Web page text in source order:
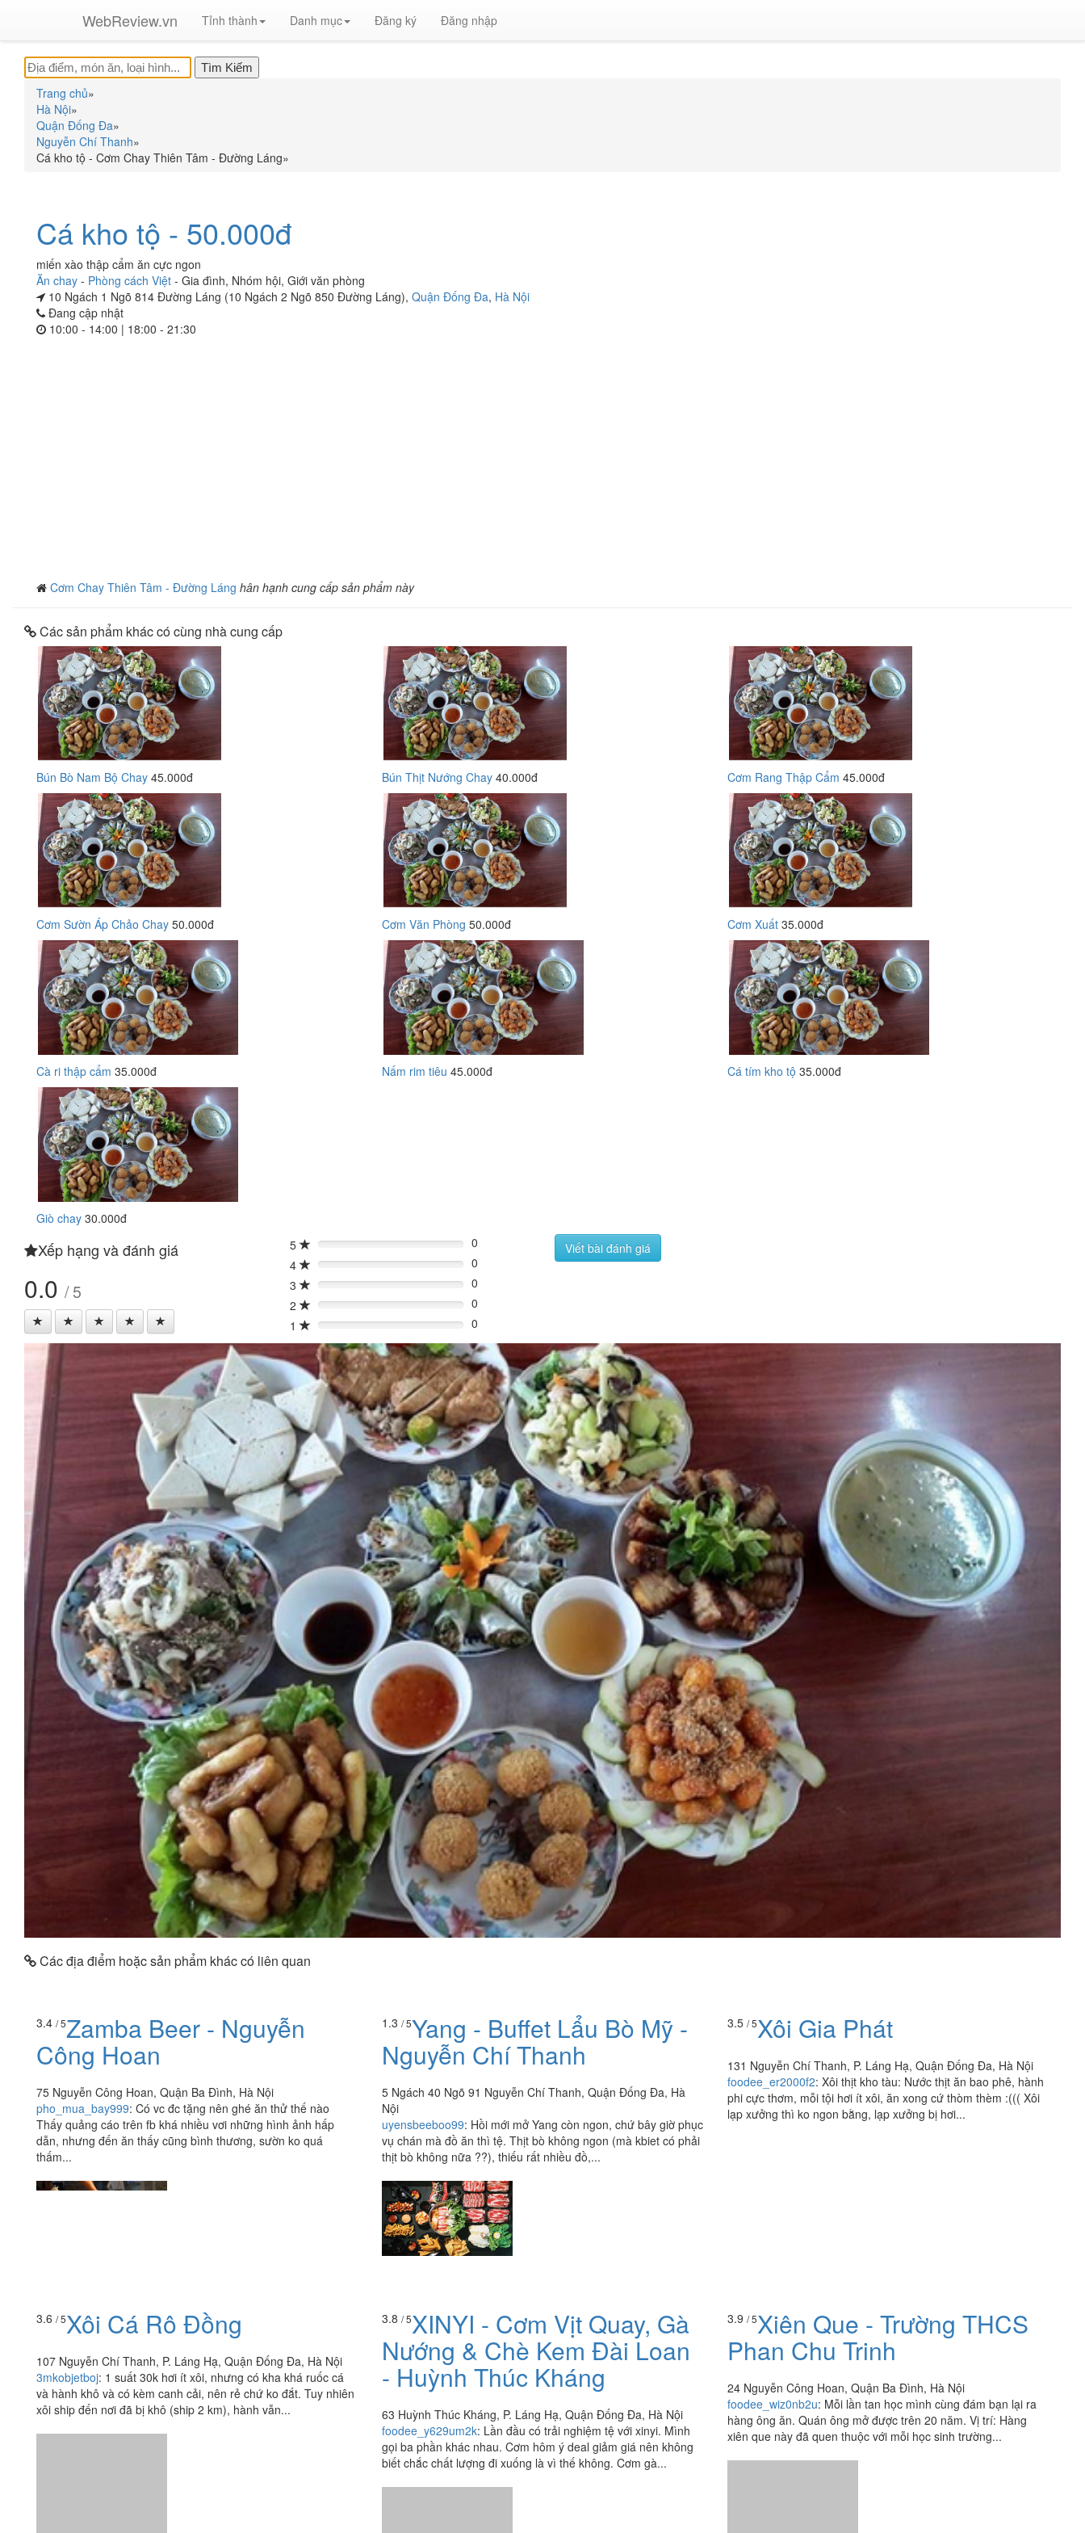
WebReview.vn Tỉnh thành Danh mục Đăng ký Đăng nhập
Trang chủ»
Hà Nội»
Quận Đống Đa»
Nguyễn Chí Thanh»
Cá kho tộ - Cơm Chay Thiên Tâm - Đường Láng»
Cá kho tộ - 50.000đ
miến xào thập cẩm ăn cực ngon
Ăn chay - Phòng cách Việt - Gia đình, Nhóm hội, Giới văn phòng
10 Ngách 1 Ngõ 814 Đường Láng (10 Ngách 2 Ngõ 850 Đường Láng), Quận Đống Đa, Hà Nội
Đang cập nhật
10:00 - 14:00 | 18:00 - 21:30
Cơm Chay Thiên Tâm - Đường Láng hân hạnh cung cấp sản phẩm này
Các sản phẩm khác có cùng nhà cung cấp
Bún Bò Nam Bộ Chay 45.000đ Bún Thịt Nướng Chay 40.000đ Cơm Rang Thập Cẩm 45.000đ
Cơm Sườn Áp Chảo Chay 50.000đ Cơm Văn Phòng 50.000đ Cơm Xuất 35.000đ
Cà ri thập cẩm 35.000đ Nấm rim tiêu 45.000đ Cá tím kho tộ 35.000đ
Giò chay 30.000đ
Xếp hạng và đánh giá
0.0 / 5
5 0%
0
4
0%
0
3
0%
0
2
0%
0
1
0% 0
Viết bài đánh giá
Các địa điểm hoặc sản phẩm khác có liên quan
3.4 / 5Zamba Beer - Nguyễn
Công Hoan
75 Nguyễn Công Hoan, Quận Ba Đình, Hà Nội
pho_mua_bay999: Có vc đc tặng nên ghé ăn thử thế nào
Thấy quảng cáo trên fb khá nhiều vơi những hình ảnh hấp
dẫn, nhưng đến ăn thấy cũng bình thương, sườn ko quá
thấm...
1.3 / 5Yang - Buffet Lẩu Bò Mỹ -
Nguyễn Chí Thanh
5 Ngách 40 Ngõ 91 Nguyễn Chí Thanh, Quận Đống Đa, Hà
Nội
uyensbeeboo99: Hồi mới mở Yang còn ngon, chứ bây giờ phục
vụ chán mà đồ ăn thì tệ. Thịt bò không ngon (mà kbiet có phải
thịt bò không nữa ??), thiếu rất nhiều đồ,...
3.5 / 5Xôi Gia Phát
131 Nguyễn Chí Thanh, P. Láng Hạ, Quận Đống Đa, Hà Nội
foodee_er2000f2: Xôi thịt kho tàu: Nước thịt ăn bao phê, hành
phi cực thơm, mỗi tội hơi ít xôi, ăn xong cứ thòm thèm :((( Xôi
lạp xưởng thì ko ngon bằng, lạp xưởng bị hơi...
3.6 / 5Xôi Cá Rô Đồng
107 Nguyễn Chí Thanh, P. Láng Hạ, Quận Đống Đa, Hà Nội
3mkobjetboj: 1 suất 30k hơi ít xôi, nhưng có kha khá ruốc cá
và hành khô và có kèm canh cải, nên rẻ chứ ko đắt. Tuy nhiên
xôi ship đến nơi đã bị khô (ship 2 km), hành vẫn...
3.8 / 5XINYI - Cơm Vịt Quay, Gà
Nướng & Chè Kem Đài Loan
- Huỳnh Thúc Kháng
63 Huỳnh Thúc Kháng, P. Láng Hạ, Quận Đống Đa, Hà Nội
foodee_y629um2k: Lần đầu có trải nghiệm tệ với xinyi. Mình
gọi ba phần khác nhau. Cơm hôm ý deal giảm giá nên không
biết chắc chất lượng đi xuống là vì thế không. Cơm gà...
3.9 / 5Xiên Que - Trường THCS
Phan Chu Trinh
24 Nguyễn Công Hoan, Quận Ba Đình, Hà Nội
foodee_wiz0nb2u: Mỗi lần tan học mình cùng đám bạn lại ra
hàng ông ăn. Quán ông mở được trên 20 năm. Vị trí: Hàng
xiên que này đã quen thuộc với mỗi học sinh trường...